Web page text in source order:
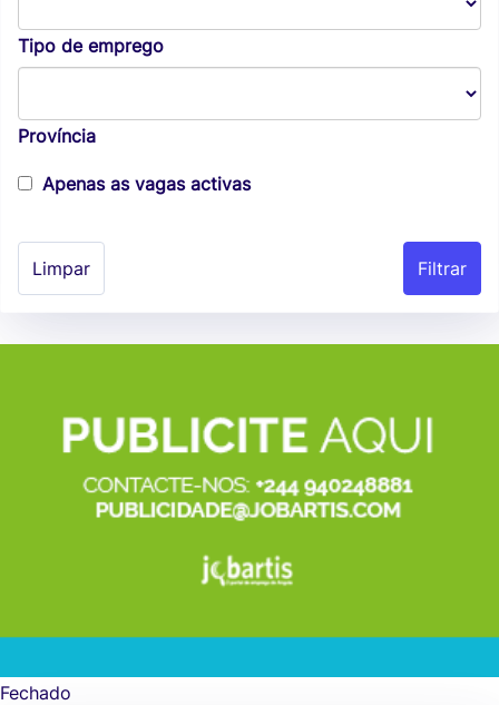
Tipo de emprego
Província
Apenas as vagas activas
Limpar
Fechado